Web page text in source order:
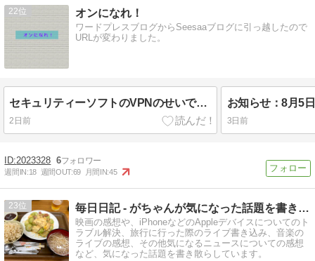
22 オンになれ！
ワードプレスブログからSeesaaブログに引っ越したので
URLが変わりました。
セキュリティーソフトのVPNのせいでワードプレス管理画面にアクセスできないという盲点
2日前 3日前
2023328 6
週間IN:18 週間OUT:69 月間IN:45
23 毎日日記 - がちゃんが気になった話題を書き散らす
映画の感想や、iPhoneなどのAppleデバイスについてのト
ラブル解決、旅行に行った際のライブ書き込み、音楽の
ライブの感想、その他気になるニュースについての感想
など、気になった話題を書き散らしています。